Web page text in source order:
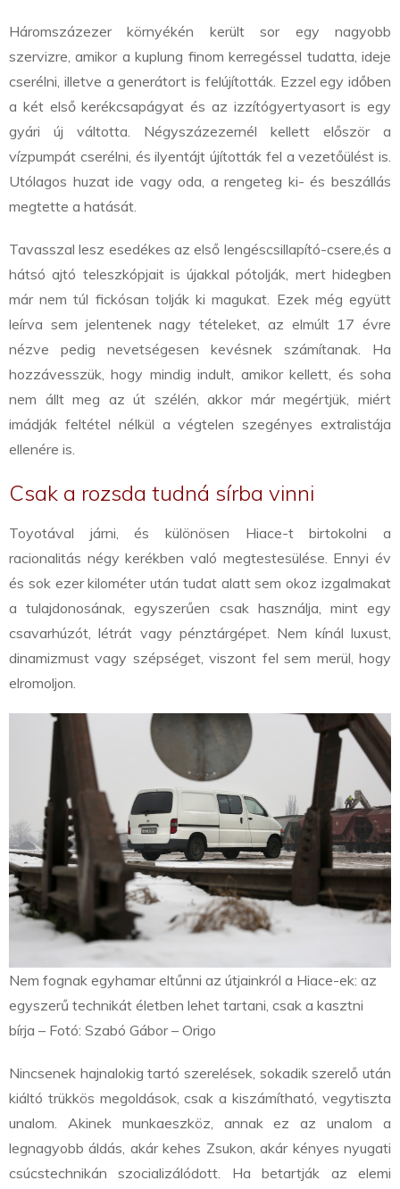
Háromszázezer környékén került sor egy nagyobb
szervizre, amikor a kuplung finom kerregéssel tudatta, ideje
cserélni, illetve a generátort is felújították. Ezzel egy időben
a két első kerékcsapágyat és az izzítógyertyasort is egy
gyári új váltotta. Négyszázezernél kellett először a
vízpumpát cserélni, és ilyentájt újították fel a vezetőülést is.
Utólagos huzat ide vagy oda, a rengeteg ki- és beszállás
megtette a hatását.
Tavasszal lesz esedékes az első lengéscsillapító-csere,és a
hátsó ajtó teleszkópjait is újakkal pótolják, mert hidegben
már nem túl fickósan tolják ki magukat. Ezek még együtt
leírva sem jelentenek nagy tételeket, az elmúlt 17 évre
nézve pedig nevetségesen kevésnek számítanak. Ha
hozzávesszük, hogy mindig indult, amikor kellett, és soha
nem állt meg az út szélén, akkor már megértjük, miért
imádják feltétel nélkül a végtelen szegényes extralistája
ellenére is.
Csak a rozsda tudná sírba vinni
Toyotával járni, és különösen Hiace-t birtokolni a
racionalitás négy kerékben való megtestesülése. Ennyi év
és sok ezer kilométer után tudat alatt sem okoz izgalmakat
a tulajdonosának, egyszerűen csak használja, mint egy
csavarhúzót, létrát vagy pénztárgépet. Nem kínál luxust,
dinamizmust vagy szépséget, viszont fel sem merül, hogy
elromoljon.
Nem fognak egyhamar eltűnni az útjainkról a Hiace-ek: az
egyszerű technikát életben lehet tartani, csak a kasztni
bírja – Fotó: Szabó Gábor – Origo
Nincsenek hajnalokig tartó szerelések, sokadik szerelő után
kiáltó trükkös megoldások, csak a kiszámítható, vegytiszta
unalom. Akinek munkaeszköz, annak ez az unalom a
legnagyobb áldás, akár kehes Zsukon, akár kényes nyugati
csúcstechnikán szocializálódott. Ha betartják az elemi